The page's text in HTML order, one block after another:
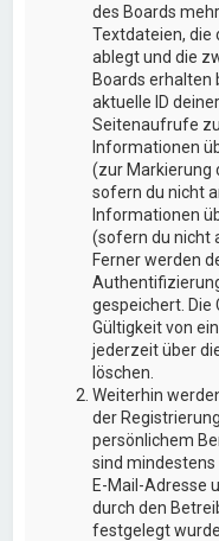
des Boards
Textdateien, die
ablegt und die
Boards erhalten
aktuelle ID
Seitenaufrufe
Informationen
(zur Markierung
sofern du nicht
Informationen
(sofern du nicht
Ferner werden
gespeichert. Die
Gültigkeit von
jederzeit über
löschen.
Weiterhin
der
persönlichem
sind
E-Mail-Adresse
durch den
festgelegt